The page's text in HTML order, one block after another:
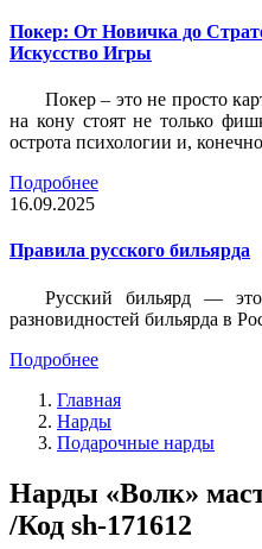
Покер: От Новичка до
Искусство Игры
Покер – это не просто
на кону стоят не только
острота психологии и,
Подробнее
16.09.2025
Правила русского бильярда
Русский бильярд —
разновидностей бильярда в
Подробнее
Главная
Нарды
Подарочные нарды
Нарды «Волк»
/Код sh-171612